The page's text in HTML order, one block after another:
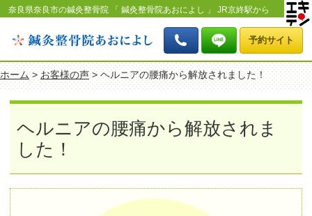
奈良県奈良市の鍼灸整骨院 「 鍼灸整骨院あおによし 」 JR京終駅から
す。
予約サイト
ホーム>お客様の声> ヘルニアの腰痛から解放されました！
ヘルニアの腰痛から解放されま
した！